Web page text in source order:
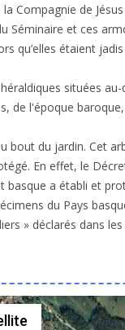
Compagnie de
Séminaire et ces
qu’elles étaient
situées
de l'époque
bout du jardin. Cet
En effet, le
basque a établi et
du Pays
» déclarés dans